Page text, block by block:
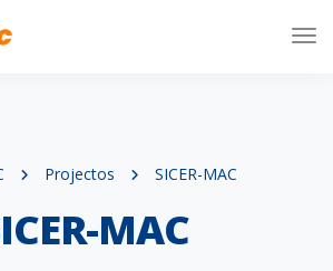
Projectos SICER-MAC
MAC